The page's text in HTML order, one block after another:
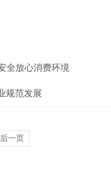
全放心消费环境
规范发展
一页